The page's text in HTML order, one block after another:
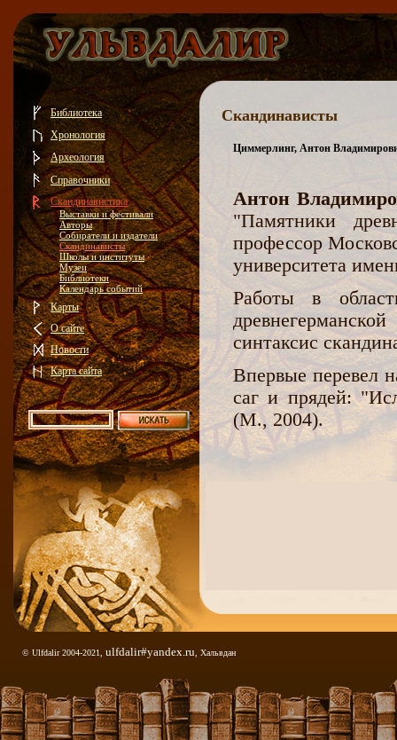
Библиотека
Хронология
Археология
Справочники
Скандинавистика
Выставки и фестивали
Авторы
Собиратели и издатели
Скандинависты
Школы и институты
Музеи
Библиотеки
Календарь событий
Карты
О сайте
Новости
Карта сайта
© Ulfdalir 2004-2021, ulfdalir#yandex.ru , Хальвдан
Скандинависты
Циммерлинг, Антон
Антон
"Памятники
профессор
университета
Работы в
синтаксис
Впервые перевел
саг и прядей:
(М., 2004).